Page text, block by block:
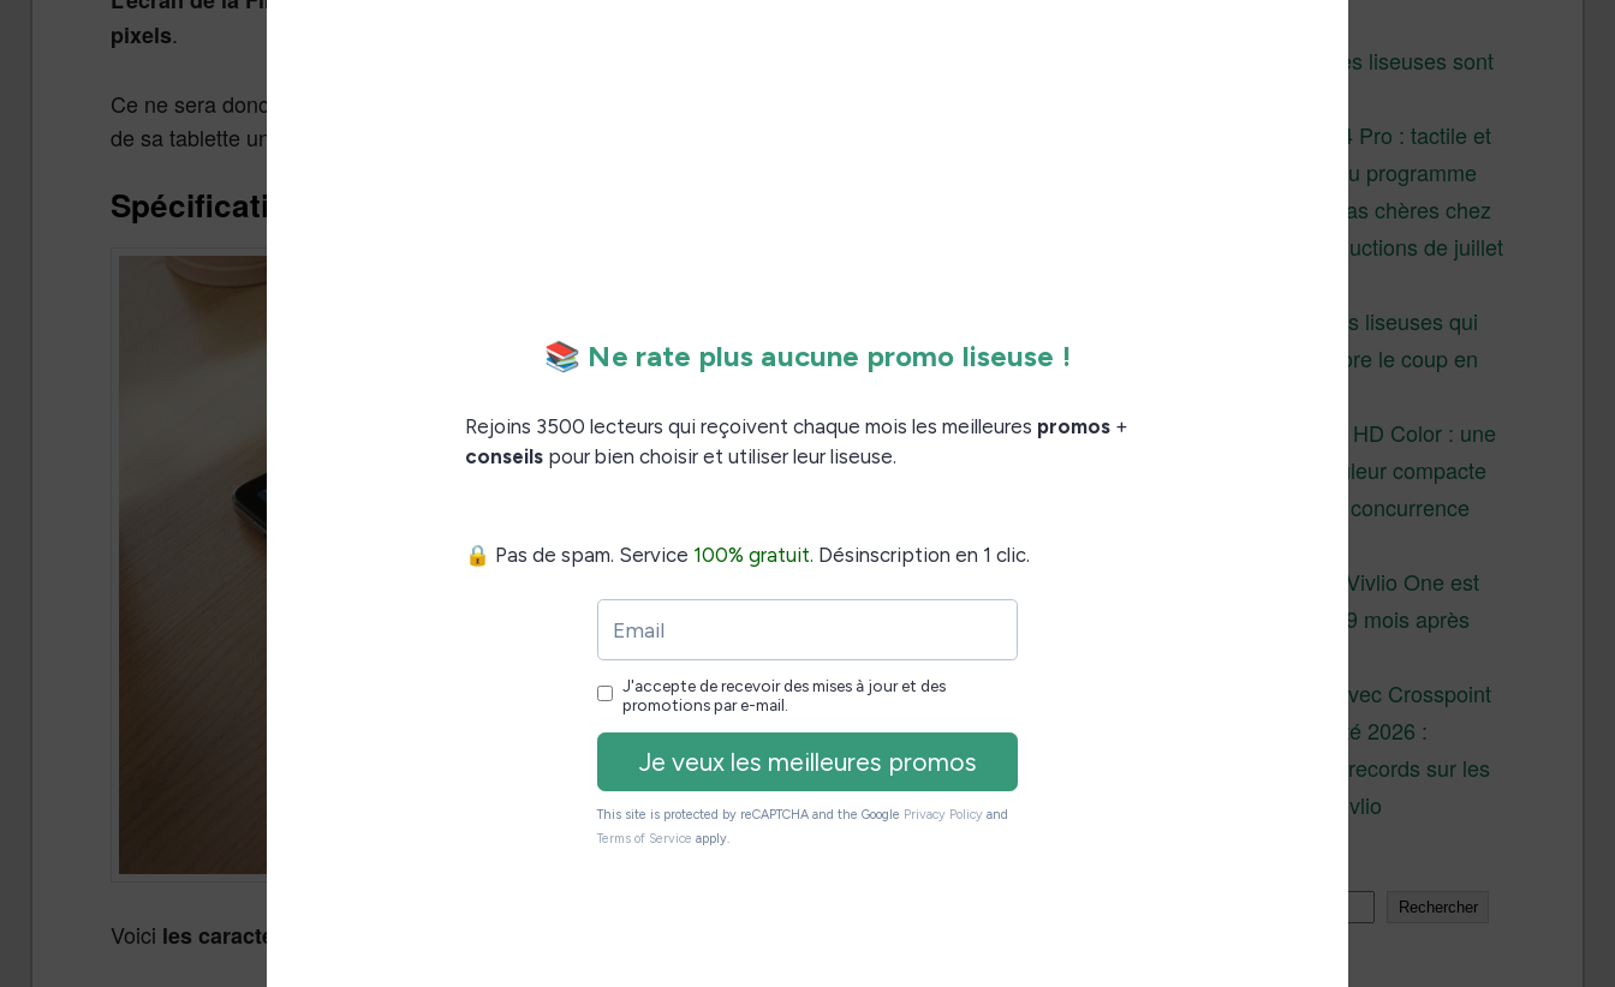
pixels.
Ce ne sera donc pas un appareil dédié à la lecture, mais Amazon ne cherche pas non plus à faire
de sa tablette un concurrent direct à la Kindle Scribe.
Spécifications techniques de la Fire Max 11
Voici les caractéristiques de cette Fire Max 11
Pourquoi les liseuses sont
XTEINK X4 Pro : tactile et
éclairage au programme
Liseuses pas chères chez
Vivlio – réductions de juillet
3 anciennes liseuses qui
valent encore le coup en
Vivlio Light HD Color : une
liseuse couleur compacte
à prix défiant toute concurrence
La liseuse Vivlio One est
un succès 9 mois après
XTEINK X4 : test avec Crosspoint
Soldes d’été 2026 :
réductions records sur les
liseuses Kobo et Vivlio
Rechercher